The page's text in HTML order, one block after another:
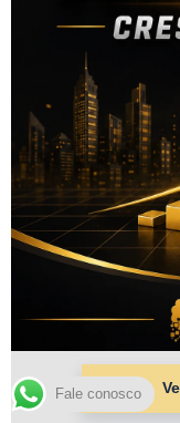
Fale conosco